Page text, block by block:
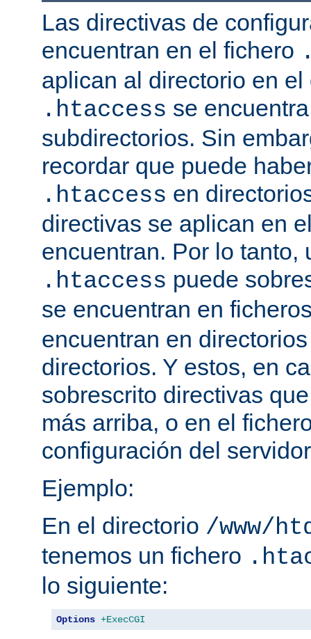
Las directivas de
encuentran en el fichero
aplican al directorio en
.htaccess se
subdirectorios. Sin
recordar que puede
.htaccess en
directivas se aplican en
encuentran. Por lo tanto,
.htaccess puede
se encuentran en
encuentran en
directorios. Y estos, en
sobrescrito directivas
más arriba, o en el
configuración del
Ejemplo:
En el directorio /www/
tenemos un fichero
lo siguiente:
Options +ExecCGI